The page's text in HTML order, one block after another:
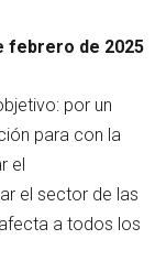
febrero de 2025
por un
para con la
el
el sector de las
a todos los